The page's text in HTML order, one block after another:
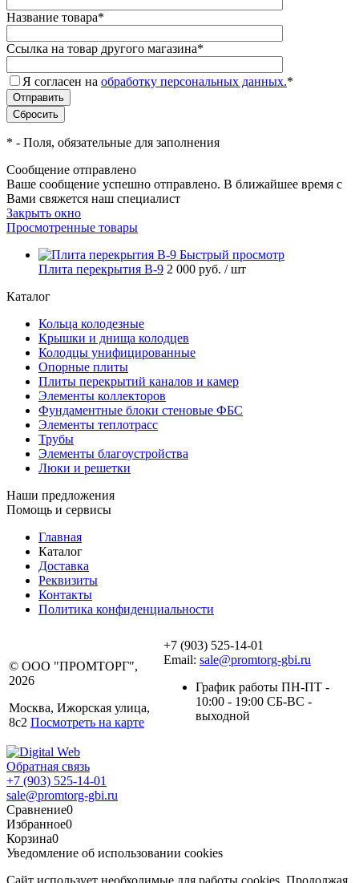
Название товара*
Ссылка на товар другого магазина*
Я согласен на обработку персональных данных.*
* - Поля, обязательные для заполнения
Сообщение отправлено
Ваше сообщение успешно отправлено. В ближайшее время с
Вами свяжется наш специалист
Закрыть окно
Просмотренные товары
Быстрый просмотр
Плита перекрытия В-9 2 000 руб. / шт
Каталог
Кольца колодезные
Крышки и днища колодцев
Колодцы унифицированные
Опорные плиты
Плиты перекрытий каналов и камер
Элементы коллекторов
Фундаментные блоки стеновые ФБС
Элементы теплотрасс
Трубы
Элементы благоустройства
Люки и решетки
Наши предложения
Помощь и сервисы
Главная
Каталог
Доставка
Реквизиты
Контакты
Политика конфиденциальности
© ООО "ПРОМТОРГ",
2026
Москва, Ижорская улица,
8с2 Посмотреть на карте
+7 (903) 525-14-01
Email: sale@promtorg-gbi.ru
График работы ПН-ПТ -
10:00 - 19:00 СБ-ВС -
выходной
Обратная связь
+7 (903) 525-14-01
sale@promtorg-gbi.ru
Сравнение0
Избранное0
Корзина0
Уведомление об использовании cookies
Сайт использует необходимые для работы cookies. Продолжая